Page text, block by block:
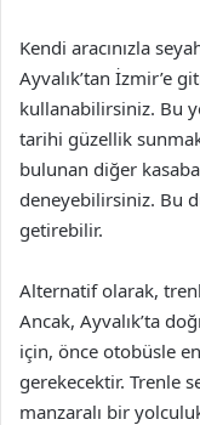
Kendi aracınızla
Ayvalık’tan İzmir’e
kullanabilirsiniz. Bu
tarihi güzellik
bulunan diğer
deneyebilirsiniz. Bu
getirebilir.
Alternatif olarak,
Ancak, Ayvalık’ta
için, önce otobüsle
gerekecektir. Trenle
manzaralı bir